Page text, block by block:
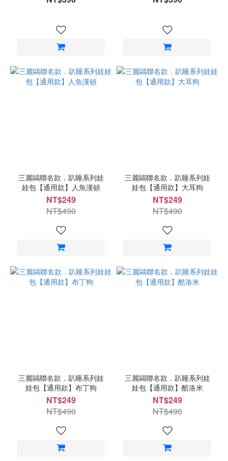
三麗鷗聯名款．趴睡系列娃
娃包【通用款】人魚漢頓
NT$249
NT$490
三麗鷗聯名款．趴睡系列娃
娃包【通用款】大耳狗
NT$249
NT$490
三麗鷗聯名款．趴睡系列娃
娃包【通用款】布丁狗
NT$249
NT$490
三麗鷗聯名款．趴睡系列娃
娃包【通用款】酷洛米
NT$249
NT$490